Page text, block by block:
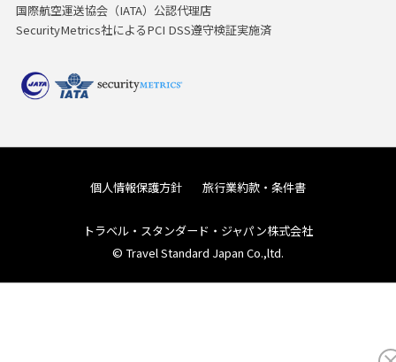
国際航空運送協会（IATA）公認代理店
SecurityMetrics社によるPCI DSS遵守検証実施済
個人情報保護方針 旅行業約款・条件書
トラベル・スタンダード・ジャパン株式会社
© Travel Standard Japan Co.,ltd.